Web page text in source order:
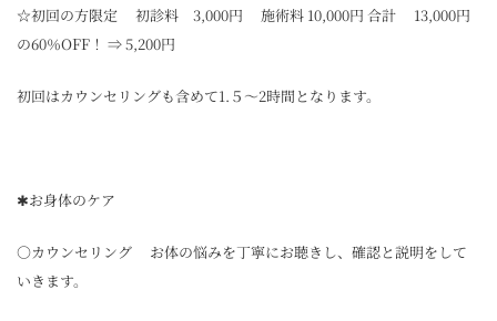
☆初回の方限定 初診料 3,000円 施術料 10,000円 合計 13,000円
の60％OFF！ ⇒ 5,200円
初回はカウンセリングも含めて1.５～2時間となります。
✱お身体のケア
○カウンセリング お体の悩みを丁寧にお聴きし、確認と説明をして
いきます。